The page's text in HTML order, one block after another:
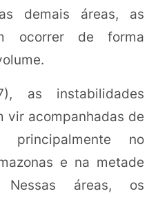
demais áreas, as
ocorrer de forma
as instabilidades
vir acompanhadas de
principalmente no
e na metade
áreas, os